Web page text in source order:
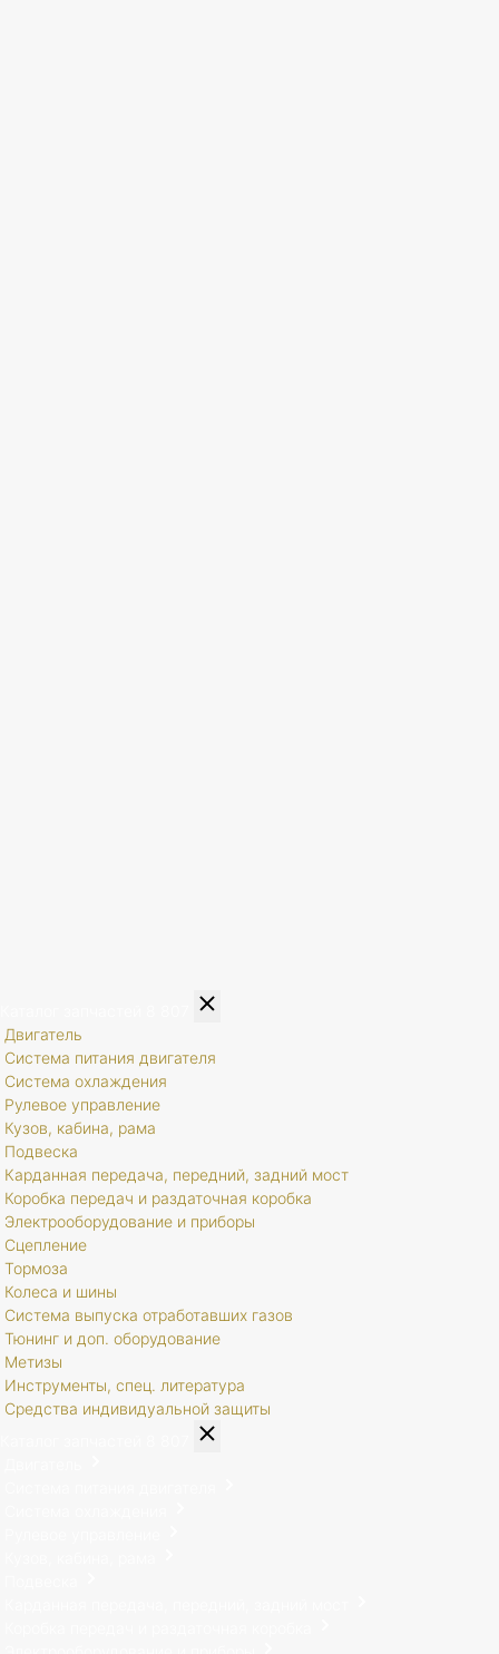
Двигатель
Система питания двигателя
Система охлаждения
Рулевое управление
Кузов, кабина, рама
Подвеска
Карданная передача, передний, задний мост
Коробка передач и раздаточная коробка
Электрооборудование и приборы
Сцепление
Тормоза
Колеса и шины
Система выпуска отработавших газов
Тюнинг и доп. оборудование
Метизы
Инструменты, спец. литература
Средства индивидуальной защиты